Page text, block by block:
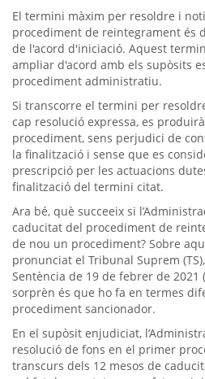
El termini màxim per resoldre i
procediment de reintegrament és
de l'acord d'iniciació. Aquest
ampliar d'acord amb els supòsits
procediment administratiu.
Si transcorre el termini per
cap resolució expressa, es
procediment, sens perjudici de
la finalització i sense que es
prescripció per les actuacions
finalització del termini citat.
Ara bé, què succeeix si
caducitat del procediment de
de nou un procediment? Sobre
pronunciat el Tribunal Suprem
Sentència de 19 de febrer de 2021
sorprèn és que ho fa en termes
procediment sancionador.
En el supòsit enjudiciat,
resolució de fons en el primer
transcurs dels 12 mesos de